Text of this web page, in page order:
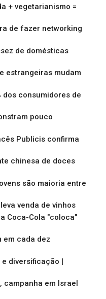
+ vegetarianismo =
de fazer networking
de domésticas
estrangeiras mudam
dos consumidores de
pouco
Publicis confirma
chinesa de doces
são maioria entre
venda de vinhos
Coca-Cola "coloca"
em cada dez
diversificação |
campanha em Israel